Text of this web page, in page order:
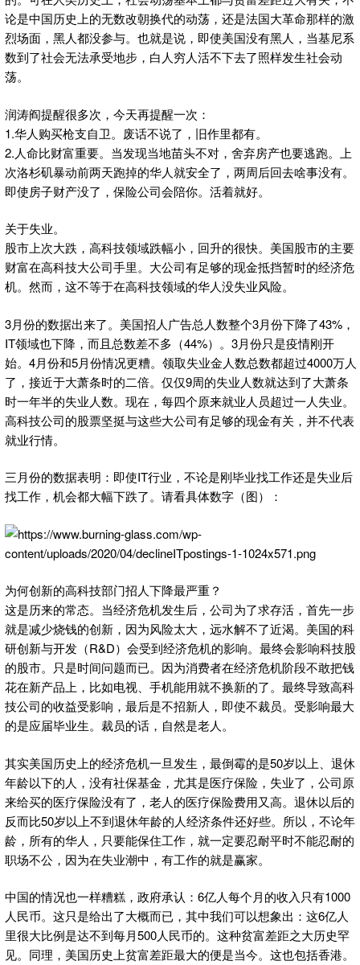
论是中国历史上的无数改朝换代的动荡，还是法国大革命那样的激
烈场面，黑人都没参与。也就是说，即使美国没有黑人，当基尼系
数到了社会无法承受地步，白人穷人活不下去了照样发生社会动
荡。
润涛阎提醒很多次，今天再提醒一次：
1.华人购买枪支自卫。废话不说了，旧作里都有。
2.人命比财富重要。当发现当地苗头不对，舍弃房产也要逃跑。上
次洛杉矶暴动前两天跑掉的华人就安全了，两周后回去啥事没有。
即使房子财产没了，保险公司会陪你。活着就好。
关于失业。
股市上次大跌，高科技领域跌幅小，回升的很快。美国股市的主要
财富在高科技大公司手里。大公司有足够的现金抵挡暂时的经济危
机。然而，这不等于在高科技领域的华人没失业风险。
3月份的数据出来了。美国招人广告总人数整个3月份下降了43%，
IT领域也下降，而且总数差不多（44%）。3月份只是疫情刚开
始。4月份和5月份情况更糟。领取失业金人数总数都超过4000万人
了，接近于大萧条时的二倍。仅仅9周的失业人数就达到了大萧条
时一年半的失业人数。现在，每四个原来就业人员超过一人失业。
高科技公司的股票坚挺与这些大公司有足够的现金有关，并不代表
就业行情。
三月份的数据表明：即使IT行业，不论是刚毕业找工作还是失业后
找工作，机会都大幅下跌了。请看具体数字（图）：
为何创新的高科技部门招人下降最严重？
这是历来的常态。当经济危机发生后，公司为了求存活，首先一步
就是减少烧钱的创新，因为风险太大，远水解不了近渴。美国的科
研创新与开发（R&D）会受到经济危机的影响。最终会影响科技股
的股市。只是时间问题而已。因为消费者在经济危机阶段不敢把钱
花在新产品上，比如电视、手机能用就不换新的了。最终导致高科
技公司的收益受影响，最后是不招新人，即使不裁员。受影响最大
的是应届毕业生。裁员的话，自然是老人。
其实美国历史上的经济危机一旦发生，最倒霉的是50岁以上、退休
年龄以下的人，没有社保基金，尤其是医疗保险，失业了，公司原
来给买的医疗保险没有了，老人的医疗保险费用又高。退休以后的
反而比50岁以上不到退休年龄的人经济条件还好些。所以，不论年
龄，所有的华人，只要能保住工作，就一定要忍耐平时不能忍耐的
职场不公，因为在失业潮中，有工作的就是赢家。
中国的情况也一样糟糕，政府承认：6亿人每个月的收入只有1000
人民币。这只是给出了大概而已，其中我们可以想象出：这6亿人
里很大比例是达不到每月500人民币的。这种贫富差距之大历史罕
见。同理，美国历史上贫富差距最大的便是当今。这也包括香港。